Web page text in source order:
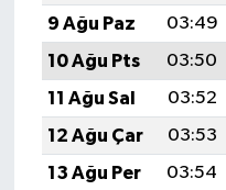
9 Ağu Paz
03:49
10 Ağu Pts
03:50
11 Ağu Sal
03:52
12 Ağu Çar
03:53
13 Ağu Per
03:54